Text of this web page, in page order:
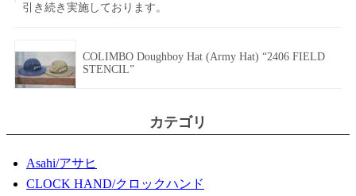
引き続き実施しております。
COLIMBO Doughboy Hat (Army Hat) “2406 FIELD
STENCIL”
カテゴリ
Asahi/アサヒ
CLOCK HAND/クロックハンド